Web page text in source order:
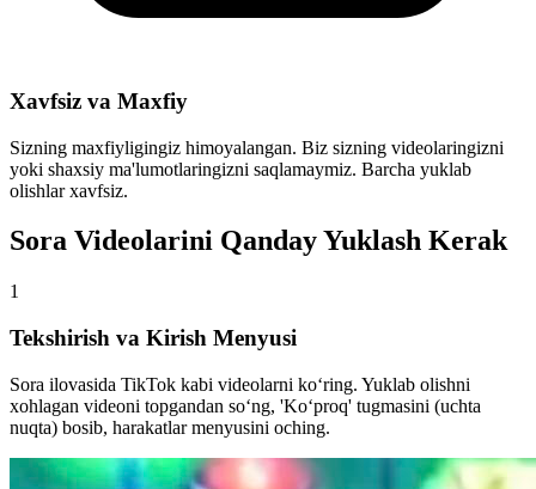
Xavfsiz va Maxfiy
Sizning maxfiyligingiz himoyalangan. Biz sizning videolaringizni
yoki shaxsiy ma'lumotlaringizni saqlamaymiz. Barcha yuklab
olishlar xavfsiz.
Sora Videolarini Qanday Yuklash Kerak
1
Tekshirish va Kirish Menyusi
Sora ilovasida TikTok kabi videolarni ko‘ring. Yuklab olishni
xohlagan videoni topgandan so‘ng, 'Ko‘proq' tugmasini (uchta
nuqta) bosib, harakatlar menyusini oching.